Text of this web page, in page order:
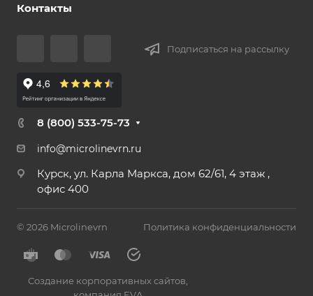
Контакты
Подписаться на рассылку
8 (800) 533-75-73
info@microlinevrn.ru
Курск, ул. Карла Маркса, дом 62/61, 4 этаж ,
офис 400
© 2026 Microlinevrn Политика конфиденциальности
Создание корпоративных сайтов,